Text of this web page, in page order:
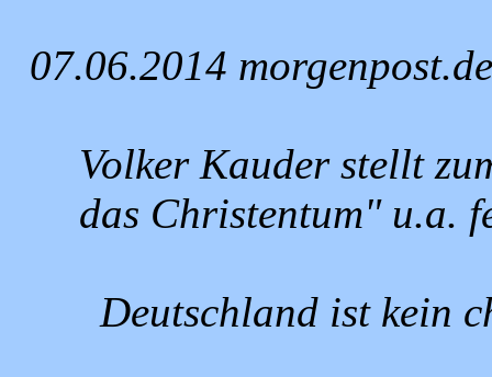
07.06.2014 morgenpost.de
Volker Kauder stellt
das Christentum" u.a.
Deutschland ist kein